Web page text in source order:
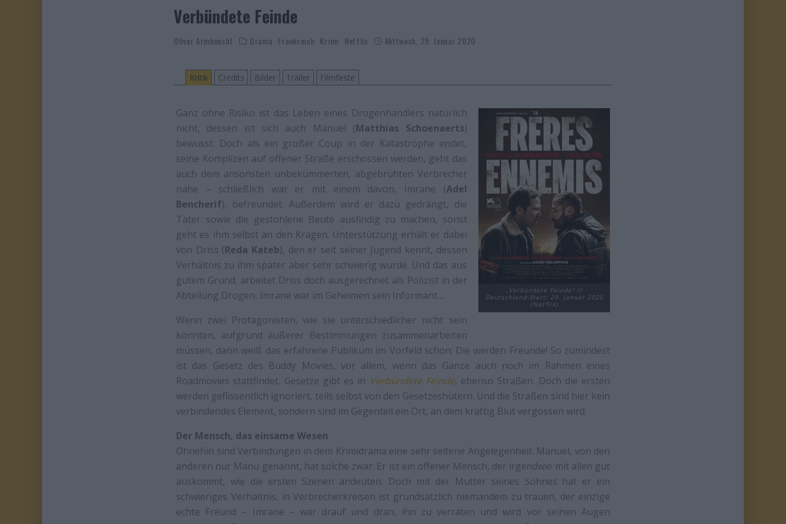
Verbündete Feinde
Oliver Armknecht Drama Frankreich Krimi Netflix Mittwoch, 29. Januar 2020
Kritik Credits Bilder Trailer Filmfeste
„Verbündete Feinde“ //
Deutschland-Start: 29. Januar 2020
(Netflix)
Ganz ohne Risiko ist das Leben eines Drogenhändlers natürlich
nicht, dessen ist sich auch Manuel (Matthias Schoenaerts)
bewusst. Doch als ein großer Coup in der Katastrophe endet,
seine Komplizen auf offener Straße erschossen werden, geht das
auch dem ansonsten unbekümmerten, abgebrühten Verbrecher
nahe – schließlich war er mit einem davon, Imrane (Adel
Bencherif), befreundet. Außerdem wird er dazu gedrängt, die
Täter sowie die gestohlene Beute ausfindig zu machen, sonst
geht es ihm selbst an den Kragen. Unterstützung erhält er dabei
von Driss (Reda Kateb), den er seit seiner Jugend kennt, dessen
Verhältnis zu ihm später aber sehr schwierig wurde. Und das aus
gutem Grund, arbeitet Driss doch ausgerechnet als Polizist in der
Abteilung Drogen, Imrane war im Geheimen sein Informant…
Wenn zwei Protagonisten, wie sie unterschiedlicher nicht sein
könnten, aufgrund äußerer Bestimmungen zusammenarbeiten
müssen, dann weiß das erfahrene Publikum im Vorfeld schon: Die werden Freunde! So zumindest
ist das Gesetz des Buddy Movies, vor allem, wenn das Ganze auch noch im Rahmen eines
Roadmovies stattfindet. Gesetze gibt es in Verbündete Feinde, ebenso Straßen. Doch die ersten
werden geflissentlich ignoriert, teils selbst von den Gesetzeshütern. Und die Straßen sind hier kein
verbindendes Element, sondern sind im Gegenteil ein Ort, an dem kräftig Blut vergossen wird.
Der Mensch, das einsame Wesen
Ohnehin sind Verbindungen in dem Krimidrama eine sehr seltene Angelegenheit. Manuel, von den
anderen nur Manu genannt, hat solche zwar. Er ist ein offener Mensch, der irgendwie mit allen gut
auskommt, wie die ersten Szenen andeuten. Doch mit der Mutter seines Sohnes hat er ein
schwieriges Verhältnis, in Verbrecherkreisen ist grundsätzlich niemandem zu trauen, der einzige
echte Freund – Imrane – war drauf und dran, ihn zu verraten und wird vor seinen Augen